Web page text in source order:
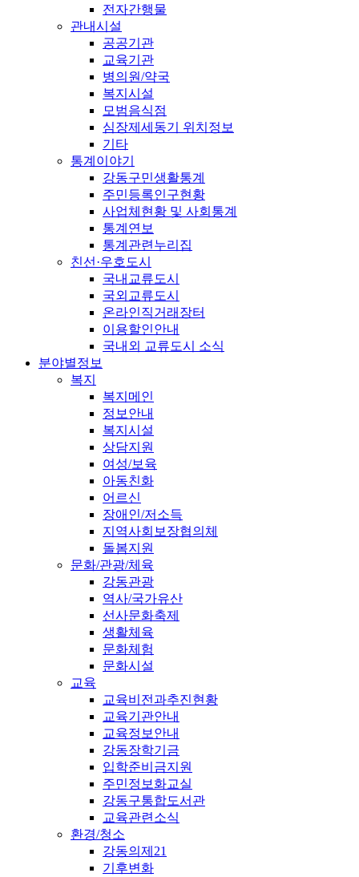
전자간행물
관내시설
공공기관
교육기관
병의원/약국
복지시설
모범음식점
심장제세동기 위치정보
기타
통계이야기
강동구민생활통계
주민등록인구현황
사업체현황 및 사회통계
통계연보
통계관련누리집
친선·우호도시
국내교류도시
국외교류도시
온라인직거래장터
이용할인안내
국내외 교류도시 소식
분야별정보
복지
복지메인
정보안내
복지시설
상담지원
여성/보육
아동친화
어르신
장애인/저소득
지역사회보장협의체
돌봄지원
문화/관광/체육
강동관광
역사/국가유산
선사문화축제
생활체육
문화체험
문화시설
교육
교육비전과추진현황
교육기관안내
교육정보안내
강동장학기금
입학준비금지원
주민정보화교실
강동구통합도서관
교육관련소식
환경/청소
강동의제21
기후변화